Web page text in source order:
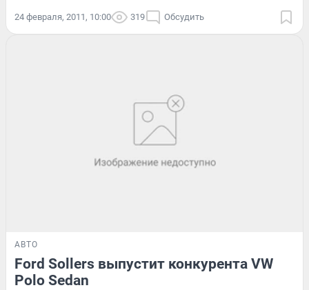
24 февраля, 2011, 10:00 319 Обсудить
АВТО
Ford Sollers выпустит конкурента VW
Polo Sedan